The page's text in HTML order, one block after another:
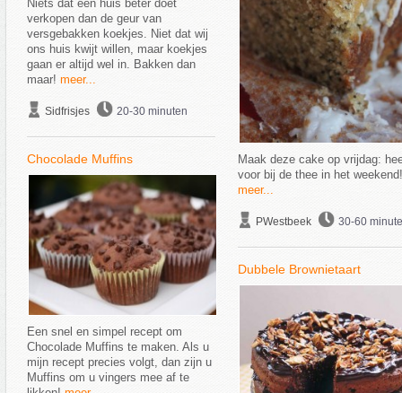
Niets dat een huis beter doet
verkopen dan de geur van
versgebakken koekjes. Niet dat wij
ons huis kwijt willen, maar koekjes
gaan er altijd wel in. Bakken dan
maar! meer...
Sidfrisjes 20-30 minuten
Chocolade Muffins
Een snel en simpel recept om
Chocolade Muffins te maken. Als u
mijn recept precies volgt, dan zijn u
Muffins om u vingers mee af te
Maak deze cake op vrijdag:
voor bij de thee in het weekend!
meer...
PWestbeek 30-60
Dubbele Brownietaart